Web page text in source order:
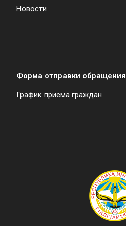
Новости
Форма отправки обращения
График приема граждан